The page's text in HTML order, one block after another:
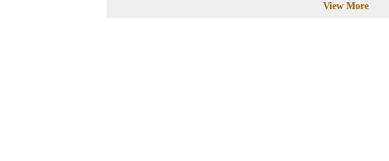
View More